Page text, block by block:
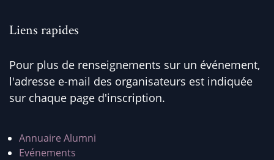
Liens rapides
Pour plus de renseignements sur un événement,
l'adresse e-mail des organisateurs est indiquée
sur chaque page d'inscription.
Annuaire Alumni
Evénements